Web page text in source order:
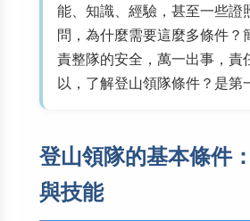
能、知識、經驗，甚至一些證
問，為什麼需要這麼多條件？
責整隊的安全，萬一出事，責
以，了解登山領隊條件？是第
登山領隊的基本條件
與技能